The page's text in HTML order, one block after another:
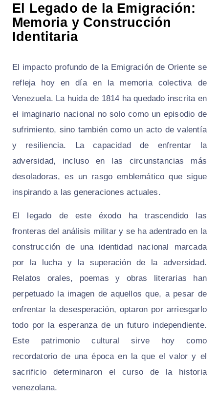
El Legado de la Emigración:
Memoria y Construcción
Identitaria
El impacto profundo de la Emigración de Oriente se
refleja hoy en día en la memoria colectiva de
Venezuela. La huida de 1814 ha quedado inscrita en
el imaginario nacional no solo como un episodio de
sufrimiento, sino también como un acto de valentía
y resiliencia. La capacidad de enfrentar la
adversidad, incluso en las circunstancias más
desoladoras, es un rasgo emblemático que sigue
inspirando a las generaciones actuales.
El legado de este éxodo ha trascendido las
fronteras del análisis militar y se ha adentrado en la
construcción de una identidad nacional marcada
por la lucha y la superación de la adversidad.
Relatos orales, poemas y obras literarias han
perpetuado la imagen de aquellos que, a pesar de
enfrentar la desesperación, optaron por arriesgarlo
todo por la esperanza de un futuro independiente.
Este patrimonio cultural sirve hoy como
recordatorio de una época en la que el valor y el
sacrificio determinaron el curso de la historia
venezolana.